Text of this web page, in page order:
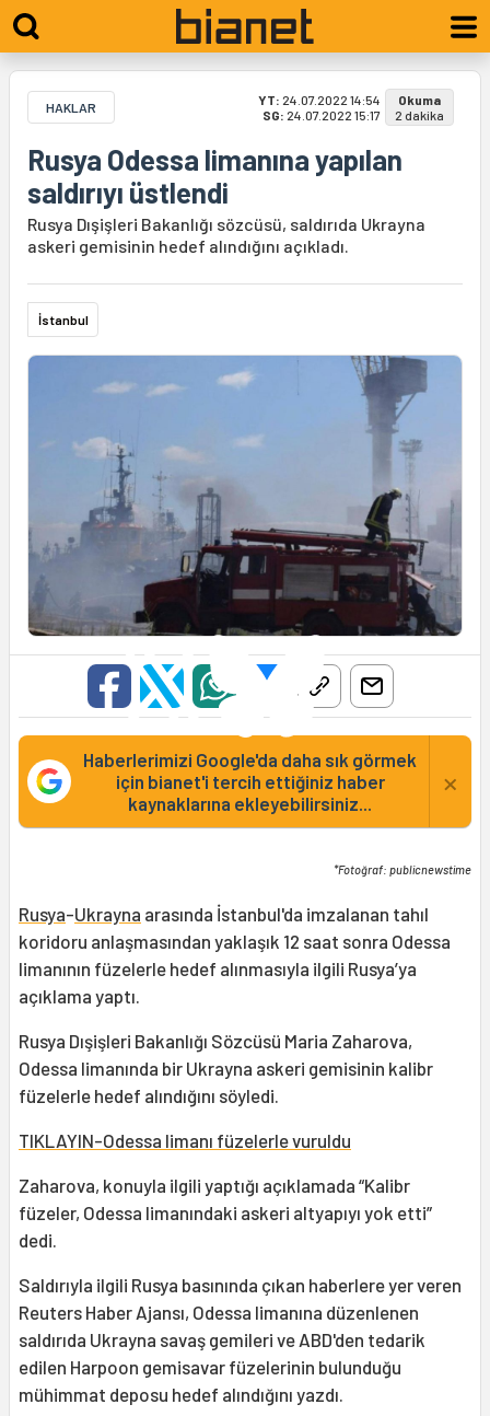
HAKLAR YT: 24.07.2022 14:54
SG: 24.07.2022 15:17
Okuma
2 dakika
Rusya Odessa limanına yapılan
saldırıyı üstlendi
Rusya Dışişleri Bakanlığı sözcüsü, saldırıda Ukrayna
askeri gemisinin hedef alındığını açıkladı.
İstanbul
Haberlerimizi Google'da daha sık görmek
için bianet'i tercih ettiğiniz haber
kaynaklarına ekleyebilirsiniz...
×
*Fotoğraf: publicnewstime
Rusya-Ukrayna arasında İstanbul'da imzalanan tahıl
koridoru anlaşmasından yaklaşık 12 saat sonra Odessa
limanının füzelerle hedef alınmasıyla ilgili Rusya’ya
açıklama yaptı.
Rusya Dışişleri Bakanlığı Sözcüsü Maria Zaharova,
Odessa limanında bir Ukrayna askeri gemisinin kalibr
füzelerle hedef alındığını söyledi.
TIKLAYIN-Odessa limanı füzelerle vuruldu
Zaharova, konuyla ilgili yaptığı açıklamada “Kalibr
füzeler, Odessa limanındaki askeri altyapıyı yok etti”
dedi.
Saldırıyla ilgili Rusya basınında çıkan haberlere yer veren
Reuters Haber Ajansı, Odessa limanına düzenlenen
saldırıda Ukrayna savaş gemileri ve ABD'den tedarik
edilen Harpoon gemisavar füzelerinin bulunduğu
mühimmat deposu hedef alındığını yazdı.